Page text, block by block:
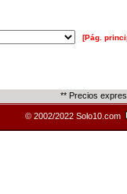
[Pág.
** Precios
© 2002/2022 Solo10.com